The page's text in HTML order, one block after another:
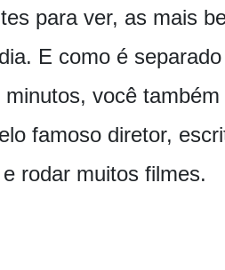
para ver, as mais
E como é
você
famoso diretor,
rodar muitos filmes.